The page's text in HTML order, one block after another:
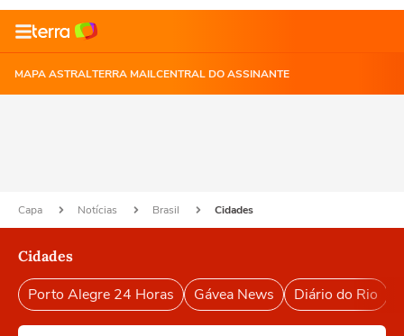
MAPA ASTRALTERRA MAILCENTRAL DO ASSINANTE
Capa Notícias Brasil Cidades
Cidades
Porto Alegre 24 Horas Gávea News Diário do Rio